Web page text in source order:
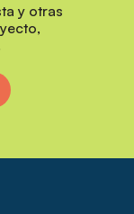
y otras